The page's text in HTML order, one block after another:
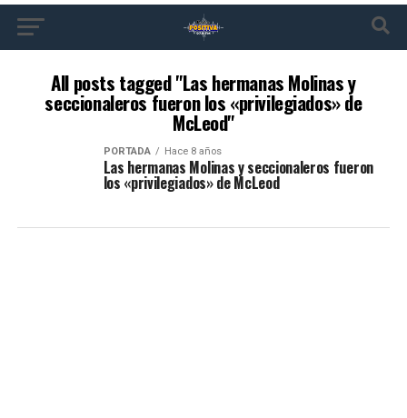
All posts tagged "Las hermanas Molinas y
seccionaleros fueron los «privilegiados» de
McLeod"
PORTADA Hace 8 años
Las hermanas Molinas y seccionaleros fueron
los «privilegiados» de McLeod